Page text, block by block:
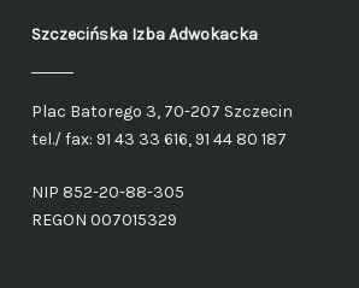
Szczecińska Izba Adwokacka
Plac Batorego 3, 70-207 Szczecin
tel./ fax: 91 43 33 616, 91 44 80 187
NIP 852-20-88-305
REGON 007015329